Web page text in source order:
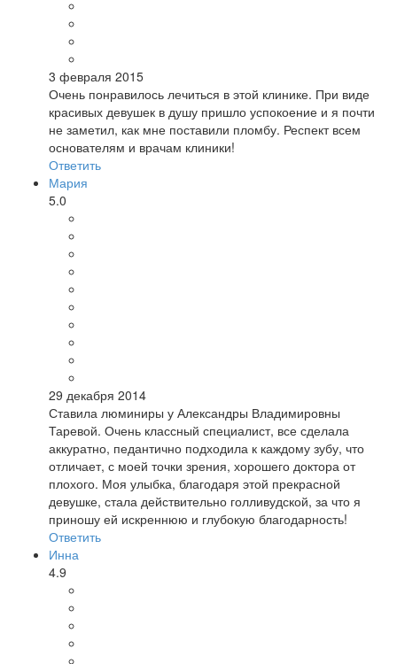
3 февраля 2015
Очень понравилось лечиться в этой клинике. При виде
красивых девушек в душу пришло успокоение и я почти
не заметил, как мне поставили пломбу. Респект всем
основателям и врачам клиники!
Ответить
Мария
5.0
29 декабря 2014
Ставила люминиры у Александры Владимировны
Таревой. Очень классный специалист, все сделала
аккуратно, педантично подходила к каждому зубу, что
отличает, с моей точки зрения, хорошего доктора от
плохого. Моя улыбка, благодаря этой прекрасной
девушке, стала действительно голливудской, за что я
приношу ей искреннюю и глубокую благодарность!
Ответить
Инна
4.9